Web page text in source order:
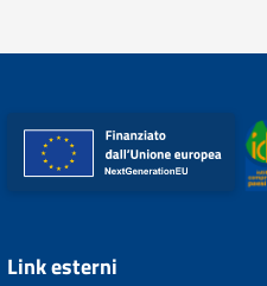
Link esterni